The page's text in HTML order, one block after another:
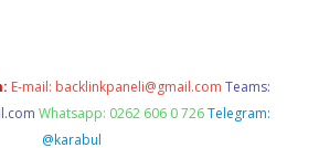
E-mail: backlinkpaneli@gmail.com Teams:
Whatsapp: 0262 606 0 726 Telegram:
@karabul